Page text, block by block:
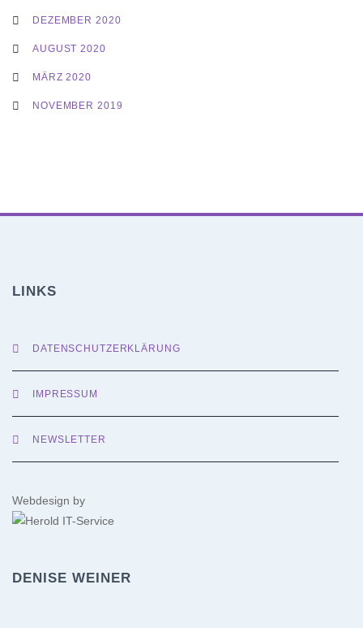
DEZEMBER 2020
AUGUST 2020
MÄRZ 2020
NOVEMBER 2019
LINKS
DATENSCHUTZERKLÄRUNG
IMPRESSUM
NEWSLETTER
Webdesign by
DENISE WEINER